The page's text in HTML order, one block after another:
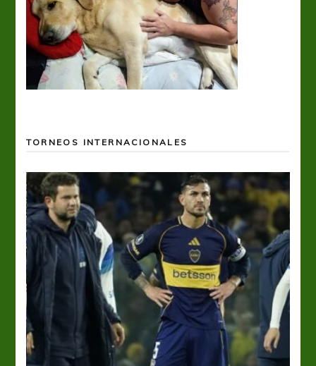
TORNEOS INTERNACIONALES